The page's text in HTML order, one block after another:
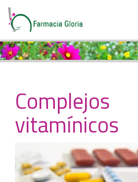
Complejos
vitamínicos